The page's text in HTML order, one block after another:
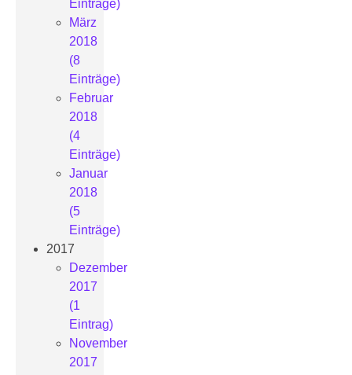
Einträge)
März
2018
(8
Einträge)
Februar
2018
(4
Einträge)
Januar
2018
(5
Einträge)
2017
Dezember
2017
(1
Eintrag)
November
2017